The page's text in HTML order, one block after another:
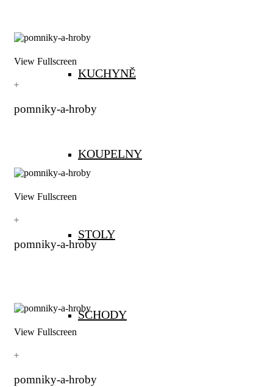
KUCHYNĚ
KOUPELNY
STOLY
SCHODY
View Fullscreen
pomniky-a-hroby
View Fullscreen
pomniky-a-hroby
View Fullscreen
pomniky-a-hroby